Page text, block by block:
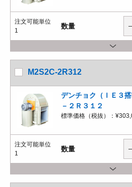
注文可能単位
1
数量
M2S2C-2R312
デンチョク（ＩＥ３
－２Ｒ３１２
標準価格（税抜）：
注文可能単位
1
数量